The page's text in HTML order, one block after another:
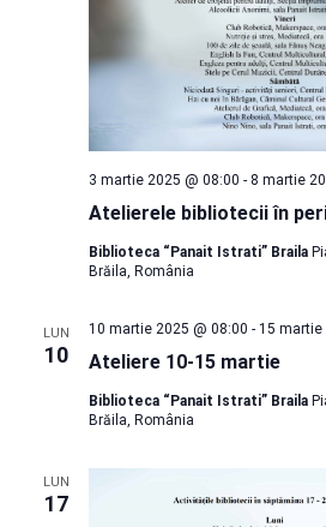
Atelierele bibliotecii în
3 martie 2025 @ 08:00 - 8 martie
Biblioteca “Panait Istrati” Braila
Brăila, România
LUN
10 Ateliere 10-15 martie
10 martie 2025 @ 08:00 - 15 martie
Biblioteca “Panait Istrati” Braila
Brăila, România
LUN
17